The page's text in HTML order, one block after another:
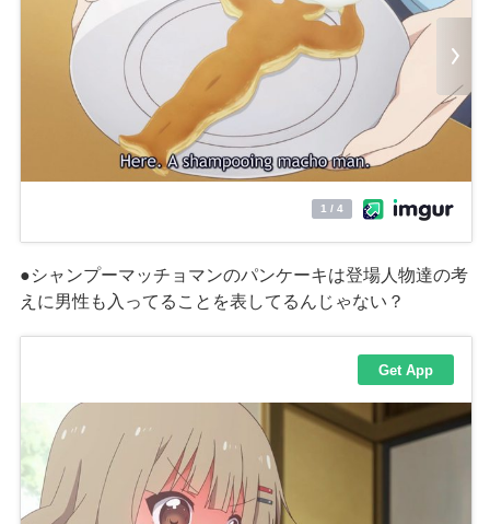
●シャンプーマッチョマンのパンケーキは登場人物達の考
えに男性も入ってることを表してるんじゃない？